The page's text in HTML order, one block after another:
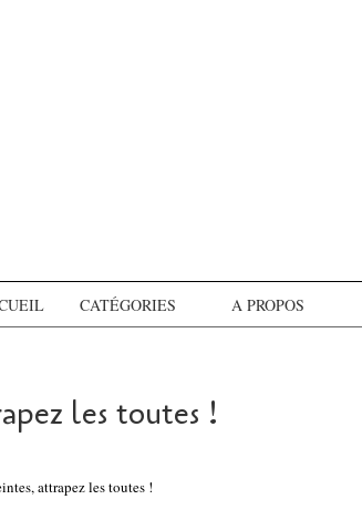
CATÉGORIES A PROPOS
les toutes !